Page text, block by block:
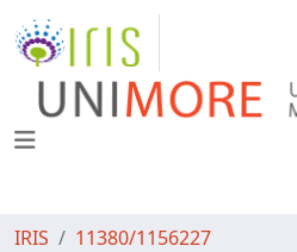
IRIS 11380/1156227